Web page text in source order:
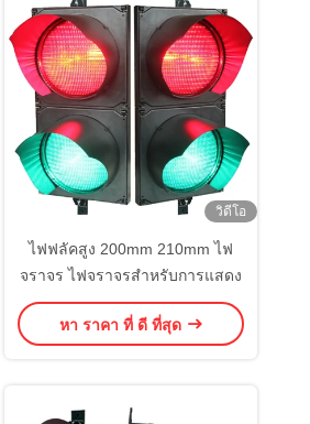
วิดีโอ
ไฟฟลัคสูง 200mm 210mm ไฟ
จราจร ไฟจราจรสําหรับการแสดง
หา ราคา ที่ ดี ที่สุด